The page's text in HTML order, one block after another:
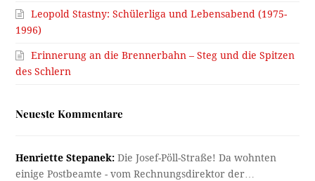
Leopold Stastny: Schülerliga und Lebensabend (1975-
1996)
Erinnerung an die Brennerbahn – Steg und die Spitzen
des Schlern
Neueste Kommentare
Henriette Stepanek: Die Josef-Pöll-Straße! Da wohnten
einige Postbeamte - vom Rechnungsdirektor der…